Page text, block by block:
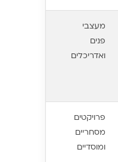
מעצבי
פנים
ואדריכלים
פרויקטים
מסחריים
ומוסדיים